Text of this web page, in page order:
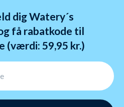
dig Watery´s
få rabatkode til
(værdi: 59,95 kr.)